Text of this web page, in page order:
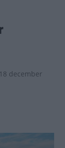
18 december